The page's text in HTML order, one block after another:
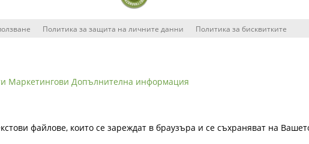
Политика за защита на личните данни Политика за бисквитките
Маркетингови Допълнителна информация
файлове, които се зареждат в браузъра и се съхраняват на